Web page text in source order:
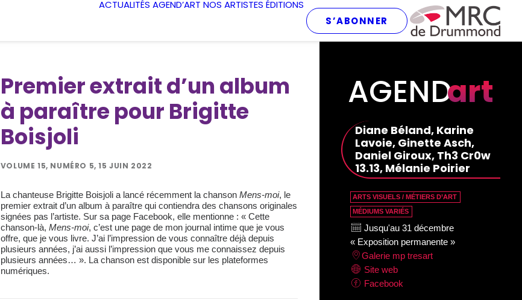
ACTUALITÉS AGEND’ART NOS ARTISTES ÉDITIONS
S’ABONNER
Premier extrait d’un album
à paraître pour Brigitte
Boisjoli
VOLUME 15, NUMÉRO 5, 15 JUIN 2022
La chanteuse Brigitte Boisjoli a lancé récemment la chanson Mens-moi, le
premier extrait d’un album à paraître qui contiendra des chansons originales
signées pas l’artiste. Sur sa page Facebook, elle mentionne : « Cette
chanson-là, Mens-moi, c’est une page de mon journal intime que je vous
offre, que je vous livre. J’ai l’impression de vous connaître déjà depuis
plusieurs années, j’ai aussi l’impression que vous me connaissez depuis
plusieurs années… ». La chanson est disponible sur les plateformes
numériques.
AGENDart
Diane Béland, Karine
Lavoie, Ginette Asch,
Daniel Giroux, Th3 Cr0w
13.13, Mélanie Poirier
ARTS VISUELS / MÉTIERS D’ART
MÉDIUMS VARIÉS
Jusqu'au 31 décembre
« Exposition permanente »
Galerie mp tresart
Site web
Facebook